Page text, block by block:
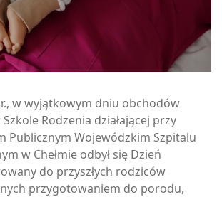
w wyjątkowym dniu obchodów
Rodzenia działającej przy
Publicznym Wojewódzkim Szpitalu
w Chełmie odbył się Dzień
do przyszłych rodziców
przygotowaniem do porodu,